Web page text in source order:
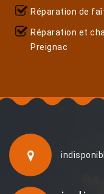
Réparation de
Réparation et
Preignac